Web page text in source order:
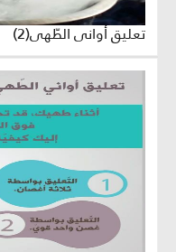
تعليق أواني الطّهي(2)